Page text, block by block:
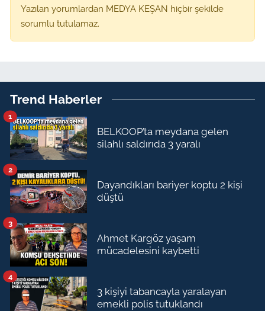
Yazılan yorumlardan MEDYA KEŞAN hiçbir şekilde
sorumlu tutulamaz.
Trend Haberler
BELKOOP’ta meydana gelen
silahlı saldırıda 3 yaralı
1
Dayandıkları bariyer koptu 2 kişi
düştü
2
Ahmet Kargöz yaşam
mücadelesini kaybetti
3
3 kişiyi tabancayla yaralayan
emekli polis tutuklandı
4